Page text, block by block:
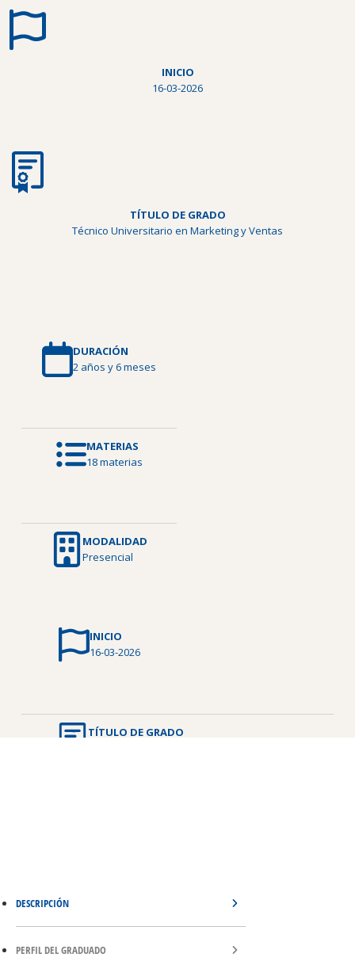
INICIO
16-03-2026
TÍTULO DE GRADO
Técnico Universitario en Marketing y Ventas
DURACIÓN
2 años y 6 meses
MATERIAS
18 materias
MODALIDAD
Presencial
INICIO
16-03-2026
TÍTULO DE GRADO
DESCRIPCIÓN
PERFIL DEL GRADUADO